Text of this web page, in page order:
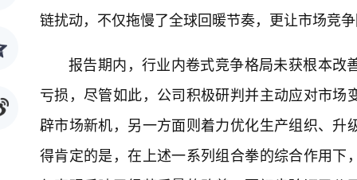
链扰动，不仅拖慢了全球回暖节奏，更让市场竞
报告期内，行业内卷式竞争格局未获根本
亏损，尽管如此，公司积极研判并主动应对市
辟市场新机，另一方面则着力优化生产组织、
得肯定的是，在上述一系列组合拳的综合作用